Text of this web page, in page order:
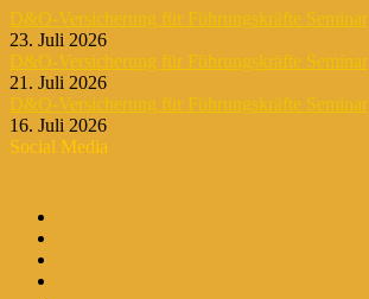
D&O-Versicherung für Führungskräfte Seminar
23. Juli 2026
D&O-Versicherung für Führungskräfte Seminar
21. Juli 2026
D&O-Versicherung für Führungskräfte Seminar
16. Juli 2026
Social Media